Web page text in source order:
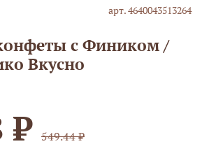
арт.4640043513264
с Фиником /
Вкусно
₽ 549.44 ₽